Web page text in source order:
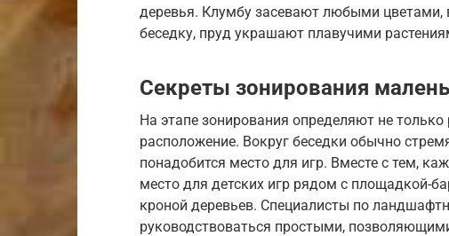
деревья. Клумбу засевают любыми
беседку, пруд украшают плавучими
Секреты зонирования
На этапе зонирования определяют не
расположение. Вокруг беседки обычно
понадобится место для игр. Вместе с тем,
место для детских игр рядом с площадкой-
кроной деревьев. Специалисты по
руководствоваться простыми,